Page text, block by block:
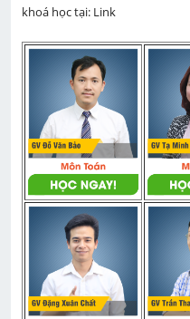
khoá học tại: Link